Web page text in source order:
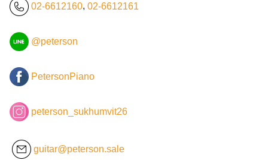
02-6612160, 02-6612161
@peterson
PetersonPiano
peterson_sukhumvit26
guitar@peterson.sale